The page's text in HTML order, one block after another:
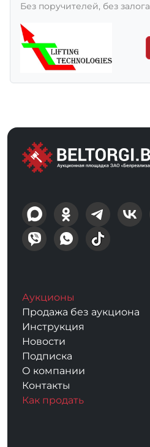
Без поручителей, без залога
Аукционы
Продажа без аукциона
Инструкция
Новости
Подписка
О компании
Контакты
Как продать